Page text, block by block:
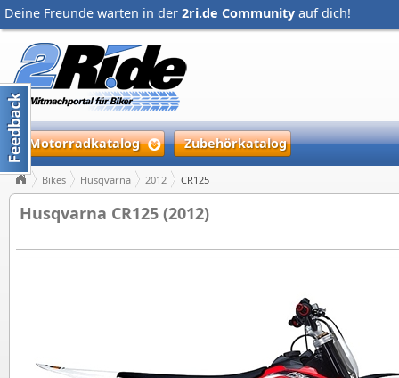
Deine Freunde warten in der 2ri.de Community auf dich!
Motorradkatalog Zubehörkatalog
Bikes Husqvarna 2012 CR125
Husqvarna CR125 (2012)